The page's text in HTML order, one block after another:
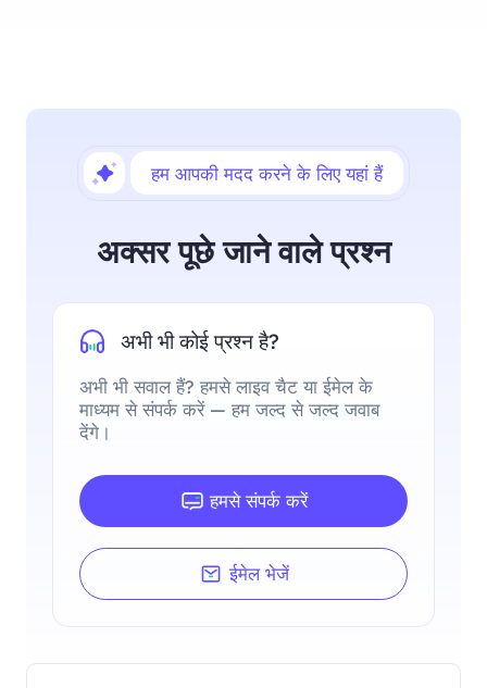
हम आपकी मदद करने के लिए यहां हैं
अक्सर पूछे जाने वाले प्रश्न
अभी भी कोई प्रश्न है?
अभी भी सवाल हैं? हमसे लाइव चैट या ईमेल के
माध्यम से संपर्क करें — हम जल्द से जल्द जवाब
देंगे।
हमसे संपर्क करें
ईमेल भेजें